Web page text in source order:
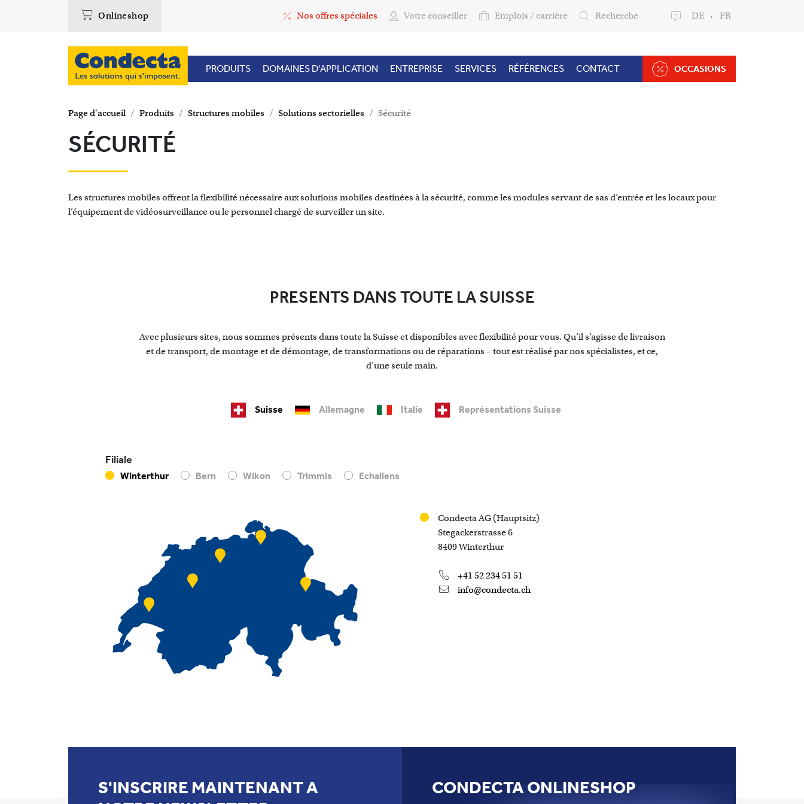
Onlineshop Top Menu
Nos offres spéciales Votre conseiller Emplois / carrière Recherche DE FR
PRODUITS DOMAINES D'APPLICATION ENTREPRISE SERVICES RÉFÉRENCES CONTACT OCCASIONS
Page d'accueil Produits Structures mobiles Solutions sectorielles Sécurité
SÉCURITÉ
Les structures mobiles offrent la flexibilité nécessaire aux solutions mobiles destinées à la sécurité, comme les modules servant de sas d’entrée et les locaux pour
l’équipement de vidéosurveillance ou le personnel chargé de surveiller un site.
PRESENTS DANS TOUTE LA SUISSE
Avec plusieurs sites, nous sommes présents dans toute la Suisse et disponibles avec flexibilité pour vous. Qu’il s’agisse de livraison
et de transport, de montage et de démontage, de transformations ou de réparations – tout est réalisé par nos spécialistes, et ce,
d’une seule main.
Suisse Allemagne Italie Représentations Suisse
Condecta AG (Hauptsitz)
Stegackerstrasse 6
8409 Winterthur
+41 52 234 51 51
info@condecta.ch
Filiale
Winterthur Bern Wikon Trimmis Echallens
S'INSCRIRE MAINTENANT A
CONDECTA ONLINESHOP